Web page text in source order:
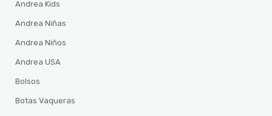
Andrea Kids
Andrea Niñas
Andrea Niños
Andrea USA
Bolsos
Botas Vaqueras